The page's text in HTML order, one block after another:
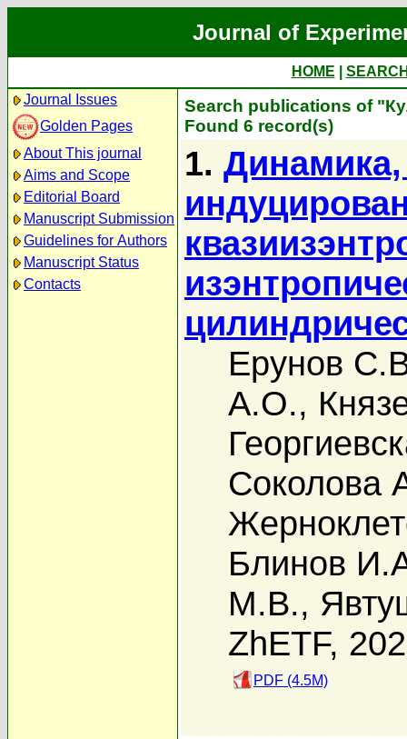
Journal of
HOME
Journal Issues
Golden Pages
About This journal
Aims and Scope
Editorial Board
Manuscript Submission
Guidelines for Authors
Manuscript Status
Contacts
Search publications of
Found 6 record(s)
1.
Ерунов
А.О.,
Соколова
Блинов
М.В.,
ZhETF,
PDF (4.5M)